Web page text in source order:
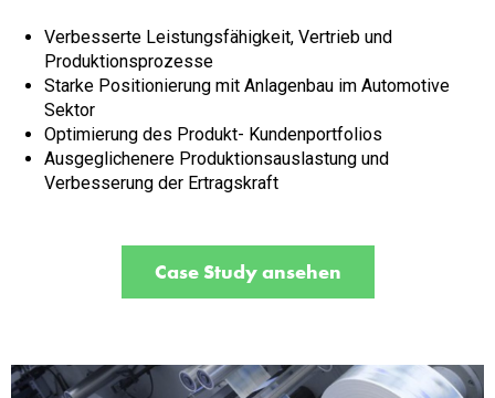
Verbesserte Leistungsfähigkeit, Vertrieb und
Produktionsprozesse
Starke Positionierung mit Anlagenbau im Automotive
Sektor
Optimierung des Produkt- Kundenportfolios
Ausgeglichenere Produktionsauslastung und
Verbesserung der Ertragskraft
Case Study ansehen